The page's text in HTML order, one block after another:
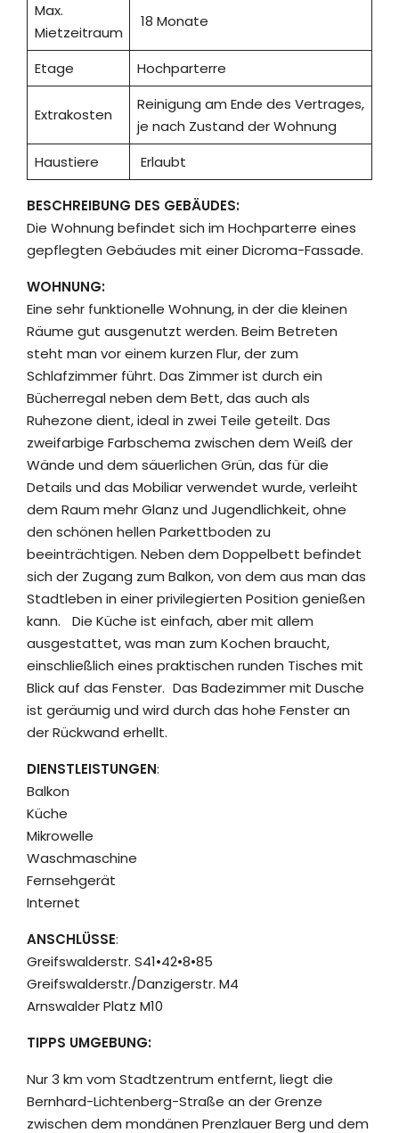
Max.
Mietzeitraum
18 Monate
Etage Hochparterre
Extrakosten
Reinigung am Ende des Vertrages,
je nach Zustand der Wohnung
Haustiere
Erlaubt
BESCHREIBUNG DES GEBÄUDES:
Die Wohnung befindet sich im Hochparterre eines
gepflegten Gebäudes mit einer Dicroma-Fassade.
WOHNUNG:
Eine sehr funktionelle Wohnung, in der die kleinen
Räume gut ausgenutzt werden. Beim Betreten
steht man vor einem kurzen Flur, der zum
Schlafzimmer führt. Das Zimmer ist durch ein
Bücherregal neben dem Bett, das auch als
Ruhezone dient, ideal in zwei Teile geteilt. Das
zweifarbige Farbschema zwischen dem Weiß der
Wände und dem säuerlichen Grün, das für die
Details und das Mobiliar verwendet wurde, verleiht
dem Raum mehr Glanz und Jugendlichkeit, ohne
den schönen hellen Parkettboden zu
beeinträchtigen. Neben dem Doppelbett befindet
sich der Zugang zum Balkon, von dem aus man das
Stadtleben in einer privilegierten Position genießen
kann. Die Küche ist einfach, aber mit allem
ausgestattet, was man zum Kochen braucht,
einschließlich eines praktischen runden Tisches mit
Blick auf das Fenster. Das Badezimmer mit Dusche
ist geräumig und wird durch das hohe Fenster an
der Rückwand erhellt.
DIENSTLEISTUNGEN:
Balkon
Küche
Mikrowelle
Waschmaschine
Fernsehgerät
Internet
ANSCHLÜSSE:
Greifswalderstr. S41•42•8•85
Greifswalderstr./Danzigerstr. M4
Arnswalder Platz M10
TIPPS UMGEBUNG:
Nur 3 km vom Stadtzentrum entfernt, liegt die
Bernhard-Lichtenberg-Straße an der Grenze
zwischen dem mondänen Prenzlauer Berg und dem